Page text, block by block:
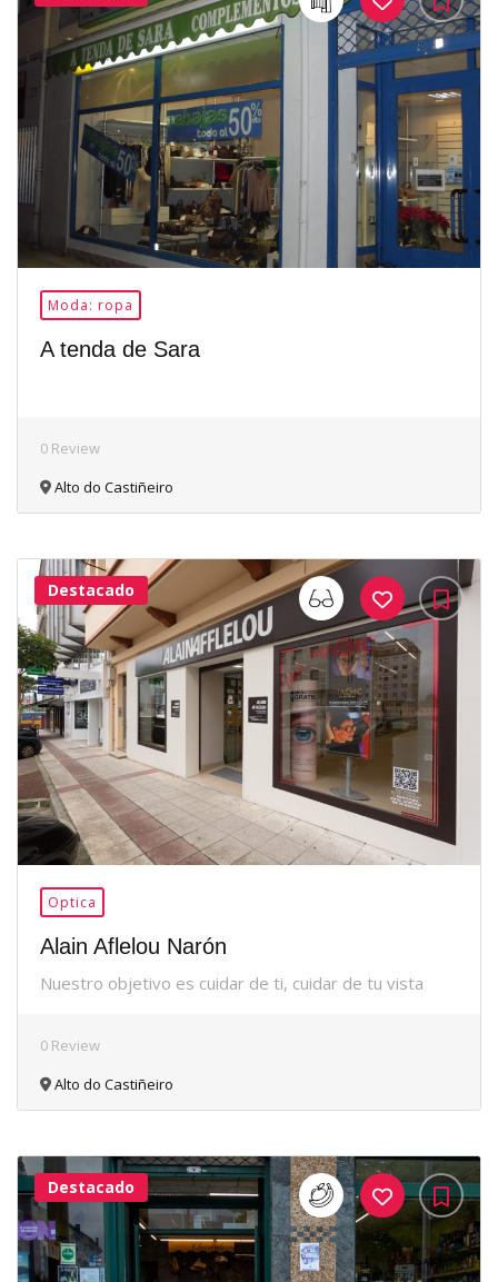
40Me
Gusta
Moda: ropa
A tenda de Sara
0 Review
Alto do Castiñeiro
33Me
Gusta
Destacado
Optica
Alain Aflelou Narón
Nuestro objetivo es cuidar de ti, cuidar de tu vista
0 Review
Alto do Castiñeiro
36Me
Gusta
Destacado